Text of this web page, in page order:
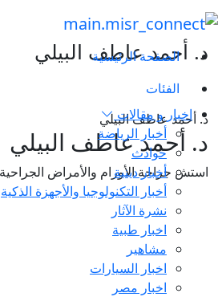
الصفحة الرئيسية
الفئات
اخبار و مقالات
أخبار الرياضة
حوادث
أخبار دينية
أخبار التكنولوجيا والأجهزة الذكية
نشرة الآثار
اخبار طبية
مشاهير
اخبار السيارات
اخبار مصر
د. أحمد عاطف البيلي
د. أحمد عاطف البيلي
د. أحمد عاطف البيلي
استش جراحة الأورام والأمراض